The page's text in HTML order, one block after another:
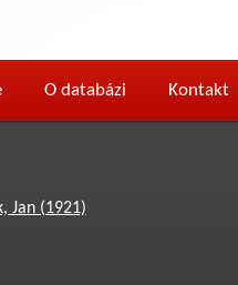
O databázi Kontakt
Jan (1921)